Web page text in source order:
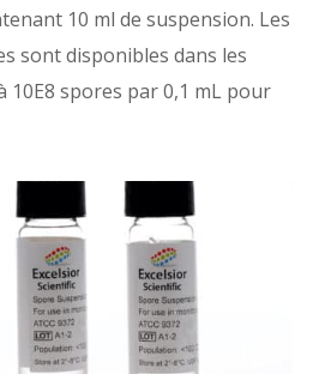
10 ml de suspension. Les
sont disponibles dans les
10E8 spores par 0,1 mL pour